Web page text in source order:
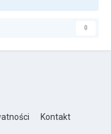
0
Kontakt